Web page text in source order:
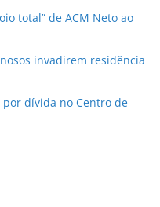
total” de ACM Neto ao
invadirem residência
por dívida no Centro de